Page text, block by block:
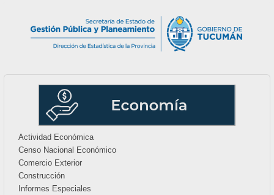
Actividad Económica
Censo Nacional Económico
Comercio Exterior
Construcción
Informes Especiales